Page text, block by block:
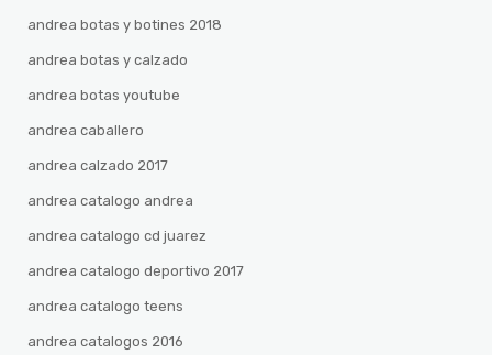
andrea botas y botines 2018
andrea botas y calzado
andrea botas youtube
andrea caballero
andrea calzado 2017
andrea catalogo andrea
andrea catalogo cd juarez
andrea catalogo deportivo 2017
andrea catalogo teens
andrea catalogos 2016